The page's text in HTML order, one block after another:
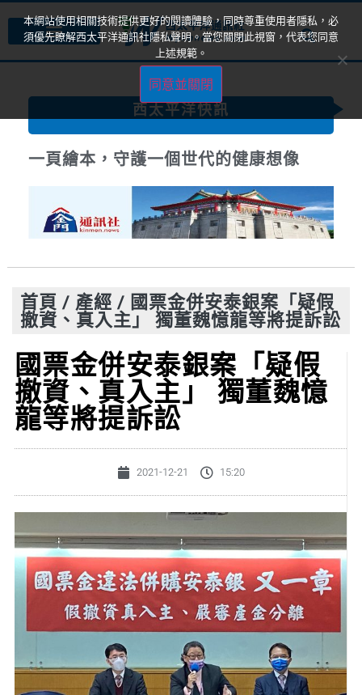
西太平洋快訊
一頁繪本，守護一個世代的健康想像
首頁 / 產經 / 國票金併安泰銀案「疑假
撤資、真入主」 獨董魏憶龍等將提訴訟
國票金併安泰銀案「疑假
撤資、真入主」 獨董魏憶
龍等將提訴訟
2021-12-21 15:20
本網站使用相關技術提供更好的閱讀體驗，同時尊重使用者隱私，必
須優先瞭解西太平洋通訊社隱私聲明。當您關閉此視窗，代表您同意
上述規範。
同意並關閉